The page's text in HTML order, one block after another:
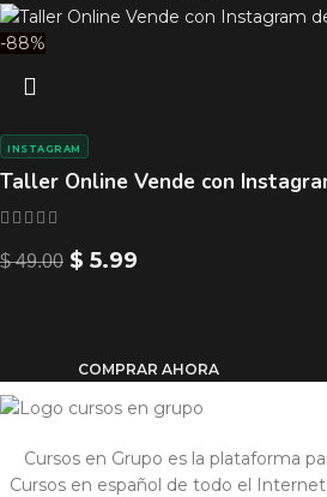
-88%
Taller Online Vende con
INSTAGRAM
$49.00 $ 5.99
COMPRAR AHORA
Cursos en Grupo es la plataforma
Cursos en español de todo el